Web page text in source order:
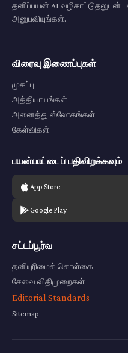
தனிப்பயன் AI
அனுபவியுங்கள்.
விரைவு இணைப்புகள்
முகப்பு
அத்தியாயங்கள்
அனைத்து ஸ்லோகங்கள்
கேள்விகள்
பயன்பாட்டைப் பதிவிறக்கவும்
App Store
Google Play
சட்டப்பூர்வ
தனியுரிமைக் கொள்கை
சேவை விதிமுறைகள்
Editorial Standards
Sitemap